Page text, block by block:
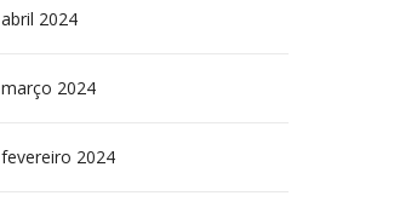
abril 2024
março 2024
fevereiro 2024